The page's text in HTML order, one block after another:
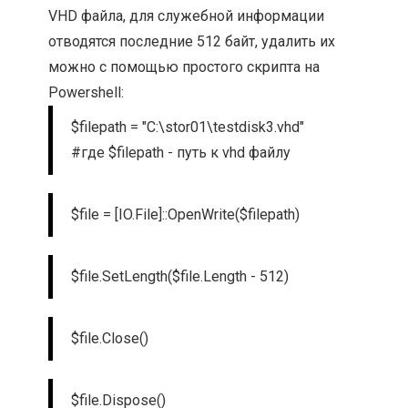
VHD файла, для служебной информации
отводятся последние 512 байт, удалить их
можно с помощью простого скрипта на
Powershell:
$filepath = "C:\stor01\testdisk3.vhd"
#где $filepath - путь к vhd файлу
$file = [IO.File]::OpenWrite($filepath)
$file.SetLength($file.Length - 512)
$file.Close()
$file.Dispose()